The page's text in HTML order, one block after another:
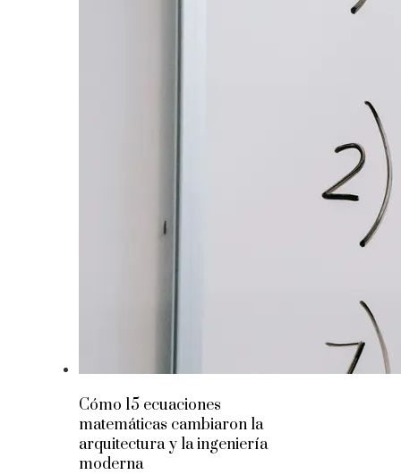
Cómo 15 ecuaciones
matemáticas cambiaron la
arquitectura y la ingeniería
moderna